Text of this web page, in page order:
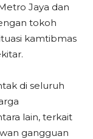
Jaya dan
tokoh
kamtibmas
di seluruh
lain, terkait
gangguan